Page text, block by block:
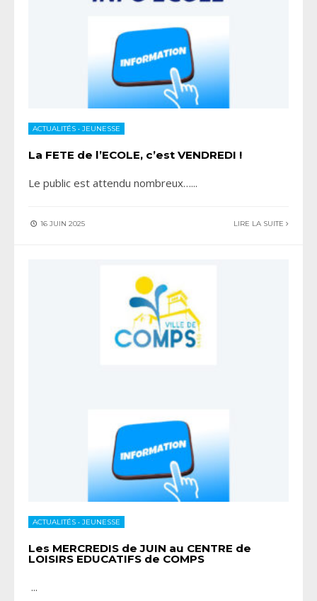
ACTUALITÉS • JEUNESSE
La FETE de l’ECOLE, c’est VENDREDI !
Le public est attendu nombreux…...
16 JUIN 2025 LIRE LA SUITE
ACTUALITÉS • JEUNESSE
Les MERCREDIS de JUIN au CENTRE de
LOISIRS EDUCATIFS de COMPS
...